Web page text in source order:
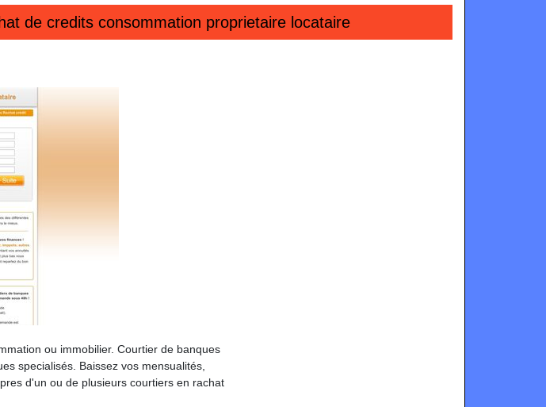
de credits con­som­ma­tion prop­rietai­re locataire
ou immobilier. Courtier de banques
specialisés. Baissez vos mensualités,
d'un ou de plusieurs courtiers en rachat